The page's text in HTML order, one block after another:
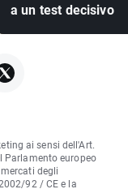
a un test decisivo
ai sensi dell'Art.
Parlamento europeo
degli
92 / CE e la